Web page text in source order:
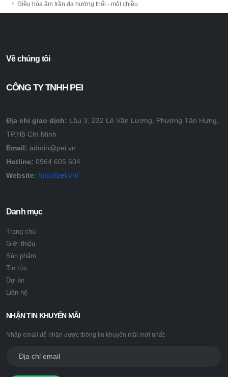
Điều hòa âm trần đa hướng thổi - một chiều
Về chúng tôi
CÔNG TY TNHH PEI
Địa chỉ giao dịch: Lầu 3, 232 Lê Văn Lương, Phường Tân Hưng,
TP.Hồ Chí Minh
Email: admin@pei.vn
Hotline: 0964 605 604
Website: http://pei.vn/
Danh mục
Trang chủ
Giới thiệu
Sản phẩm
Tin tức
Dự án
Liên hệ
NHẬN TIN KHUYẾN MÃI
Nhập email để nhận được thông tin khuyến mãi mới nhất: